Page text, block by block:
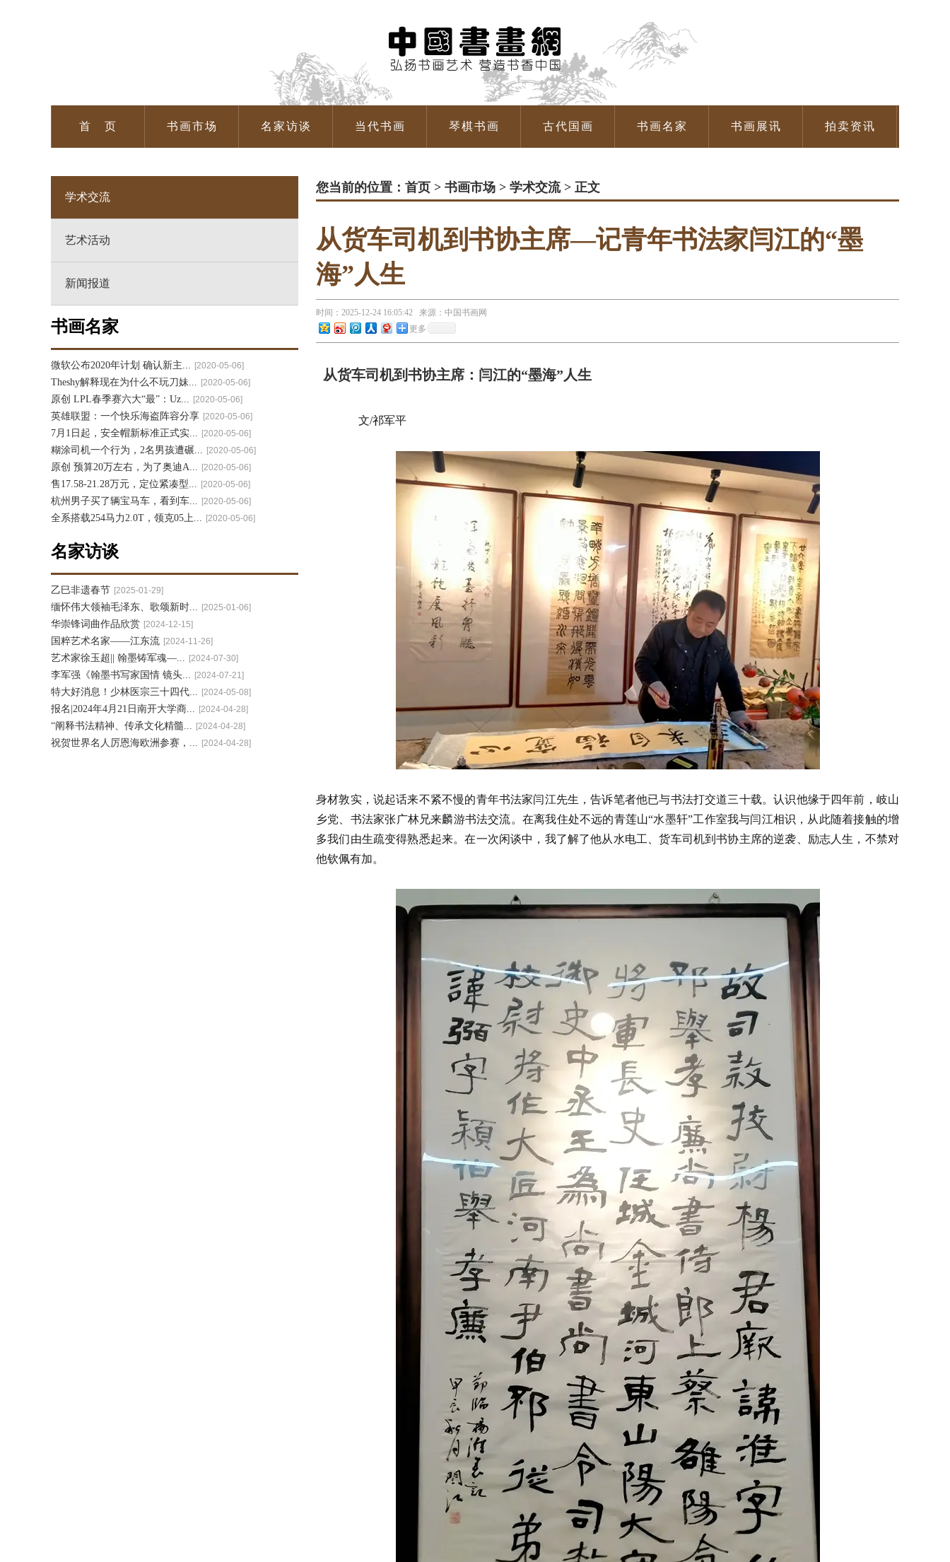
首 页 书画市场 名家访谈 当代书画 琴棋书画 古代国画 书画名家 书画展讯 拍卖资讯
学术交流
艺术活动
新闻报道
书画名家
微软公布2020年计划 确认新主... [2020-05-06]
Theshy解释现在为什么不玩刀妹... [2020-05-06]
原创 LPL春季赛六大“最”：Uz... [2020-05-06]
英雄联盟：一个快乐海盗阵容分享 [2020-05-06]
7月1日起，安全帽新标准正式实... [2020-05-06]
糊涂司机一个行为，2名男孩遭碾... [2020-05-06]
原创 预算20万左右，为了奥迪A... [2020-05-06]
售17.58-21.28万元，定位紧凑型... [2020-05-06]
杭州男子买了辆宝马车，看到车... [2020-05-06]
全系搭载254马力2.0T，领克05上... [2020-05-06]
名家访谈
乙巳非遗春节 [2025-01-29]
缅怀伟大领袖毛泽东、歌颂新时... [2025-01-06]
华崇锋词曲作品欣赏 [2024-12-15]
国粹艺术名家——江东流 [2024-11-26]
艺术家徐玉超|| 翰墨铸军魂—... [2024-07-30]
李军强《翰墨书写家国情 镜头... [2024-07-21]
特大好消息！少林医宗三十四代... [2024-05-08]
报名|2024年4月21日南开大学商... [2024-04-28]
“阐释书法精神、传承文化精髓... [2024-04-28]
祝贺世界名人厉恩海欧洲参赛，... [2024-04-28]
您当前的位置： 首页 > 书画市场 > 学术交流> 正文
从货车司机到书协主席—记青年书法家闫江的“墨
海”人生
时间：2025-12-24 16:05:42 来源：中国书画网
更多
从货车司机到书协主席：闫江的“墨海”人生
文/祁军平
身材敦实，说起话来不紧不慢的青年书法家闫江先生，告诉笔者他已与书法打交道三十载。认识他缘于四年前，岐山
乡党、书法家张广林兄来麟游书法交流。在离我住处不远的青莲山“水墨轩”工作室我与闫江相识，从此随着接触的增
多我们由生疏变得熟悉起来。在一次闲谈中，我了解了他从水电工、货车司机到书协主席的逆袭、励志人生，不禁对
他钦佩有加。